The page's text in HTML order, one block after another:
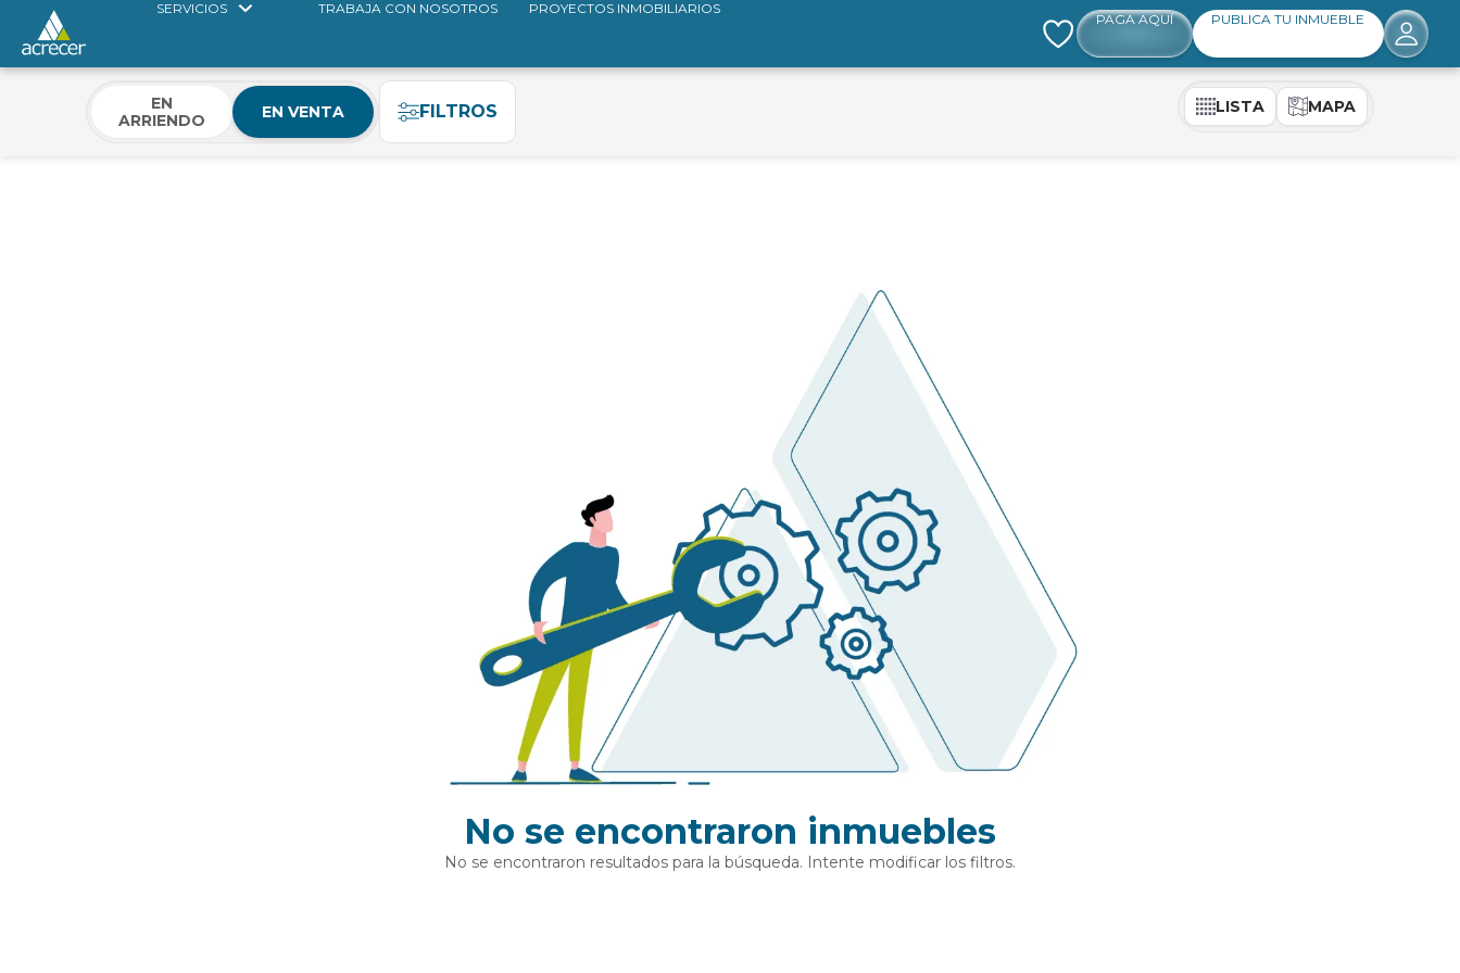
SERVICIOS TRABAJA CON NOSOTROS PROYECTOS INMOBILIARIOS
PAGA AQUÍ PUBLICA TU INMUEBLE
EN
ARRIENDO
EN VENTA FILTROS LISTA MAPA
No se encontraron inmuebles
No se encontraron resultados para la búsqueda. Intente modificar los filtros.